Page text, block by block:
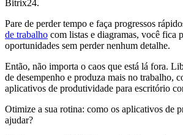
Bitrix24.
Pare de perder tempo e faça progressos
de trabalho com listas e diagramas, você fica
oportunidades sem perder nenhum detalhe.
Então, não importa o caos que está lá fora.
de desempenho e produza mais no trabalho,
aplicativos de produtividade para escritório
Otimize a sua rotina: como os aplicativos de
ajudar?